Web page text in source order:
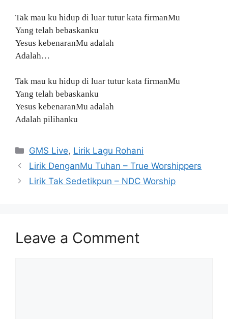
Tak mau ku hidup di luar tutur kata firmanMu
Yang telah bebaskanku
Yesus kebenaranMu adalah
Adalah…
Tak mau ku hidup di luar tutur kata firmanMu
Yang telah bebaskanku
Yesus kebenaranMu adalah
Adalah pilihanku
Categories
GMS Live, Lirik Lagu Rohani
Lirik DenganMu Tuhan – True Worshippers
Lirik Tak Sedetikpun – NDC Worship
Leave a Comment